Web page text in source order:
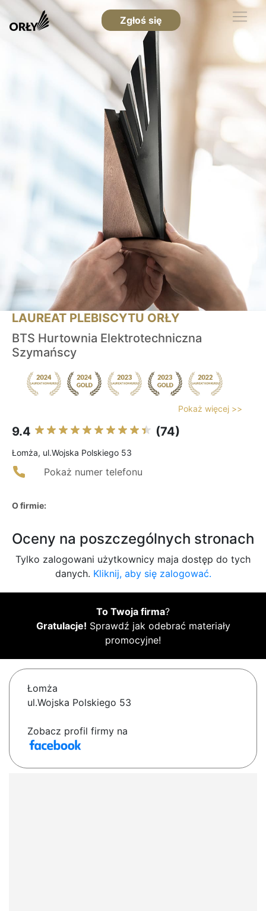
Zgłoś się
LAUREAT PLEBISCYTU ORŁY
BTS Hurtownia Elektrotechniczna
Szymańscy
Pokaż więcej >>
9.4 (74)
Łomża, ul.Wojska Polskiego 53
Pokaż numer telefonu
O firmie:
Oceny na poszczególnych stronach
Tylko zalogowani użytkownicy maja dostęp do tych
danych. Kliknij, aby się zalogować.
To Twoja firma?
Gratulacje! Sprawdź jak odebrać materiały
promocyjne!
Łomża
ul.Wojska Polskiego 53
Zobacz profil firmy na